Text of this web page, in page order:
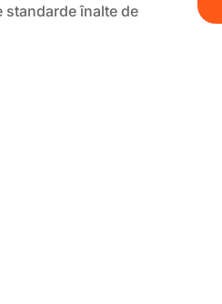
standarde înalte de